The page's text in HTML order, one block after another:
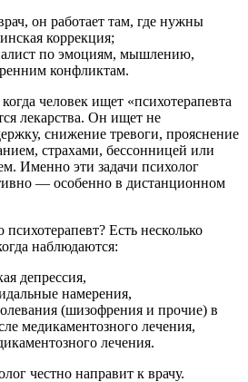
он работает там, где нужны
коррекция;
по эмоциям, мышлению,
конфликтам.
человек ищет «психотерапевта
лекарства. Он ищет не
снижение тревоги, прояснение
страхами, бессонницей или
Именно эти задачи психолог
— особенно в дистанционном
Есть несколько
наблюдаются:
депрессия,
намерения,
(шизофрения и прочие) в
медикаментозного лечения,
лечения.
честно направит к врачу.